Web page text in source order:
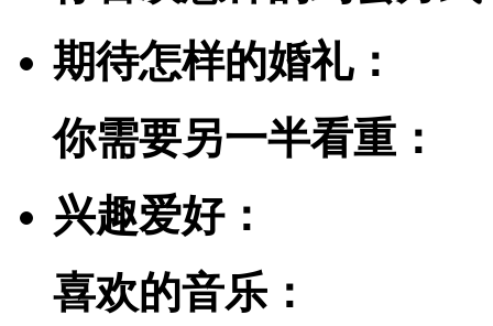
期待怎样的婚礼：
你需要另一半看重：
兴趣爱好：
喜欢的音乐：